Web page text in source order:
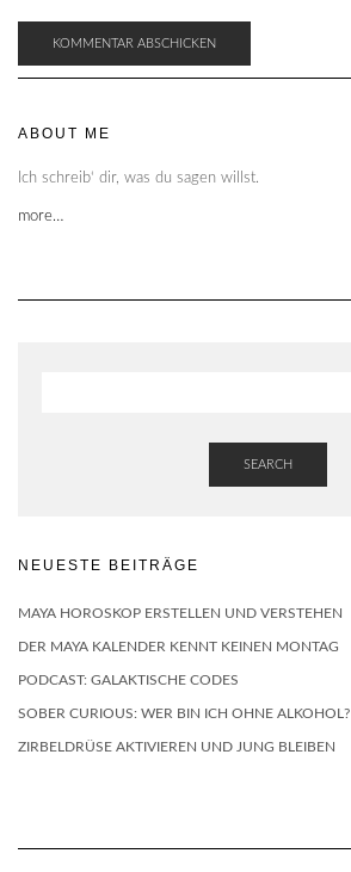
ABOUT ME
Ich schreib‘ dir, was du sagen willst.
more…
SEARCH
NEUESTE BEITRÄGE
MAYA HOROSKOP ERSTELLEN UND VERSTEHEN
DER MAYA KALENDER KENNT KEINEN MONTAG
PODCAST: GALAKTISCHE CODES
SOBER CURIOUS: WER BIN ICH OHNE ALKOHOL?
ZIRBELDRÜSE AKTIVIEREN UND JUNG BLEIBEN